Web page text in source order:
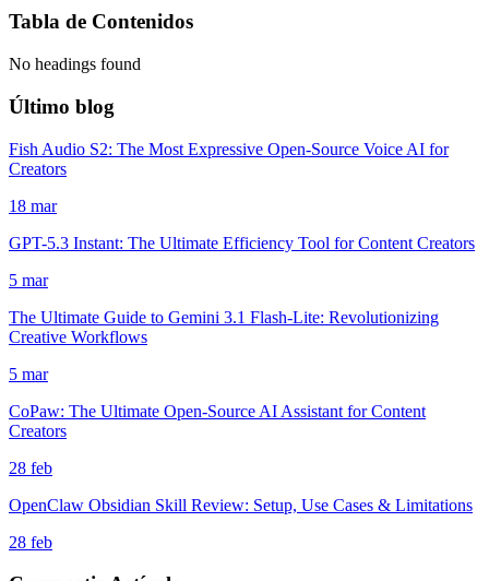
Tabla de Contenidos
No headings found
Último blog
Fish Audio S2: The Most Expressive Open-Source Voice AI for
Creators
18 mar
GPT-5.3 Instant: The Ultimate Efficiency Tool for Content Creators
5 mar
The Ultimate Guide to Gemini 3.1 Flash-Lite: Revolutionizing
Creative Workflows
5 mar
CoPaw: The Ultimate Open-Source AI Assistant for Content
Creators
28 feb
OpenClaw Obsidian Skill Review: Setup, Use Cases & Limitations
28 feb